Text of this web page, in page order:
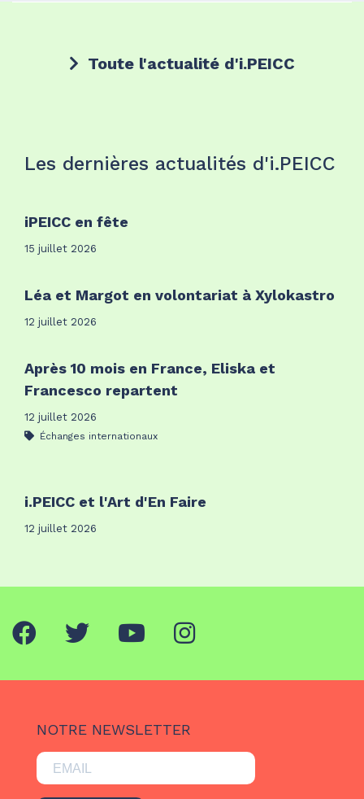
Toute l'actualité d'i.PEICC
Les dernières actualités d'i.PEICC
iPEICC en fête
15 juillet 2026
Léa et Margot en volontariat à Xylokastro
12 juillet 2026
Après 10 mois en France, Eliska et
Francesco repartent
12 juillet 2026
Échanges internationaux
i.PEICC et l'Art d'En Faire
12 juillet 2026
NOTRE NEWSLETTER